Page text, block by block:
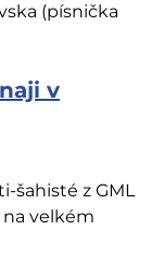
(písnička
v
šahisté z GML
na velkém